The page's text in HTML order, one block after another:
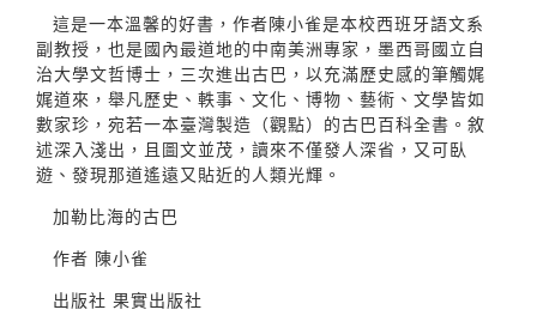
這是一本溫馨的好書，作者陳小雀是本校西班牙語文系
副教授，也是國內最道地的中南美洲專家，墨西哥國立自
治大學文哲博士，三次進出古巴，以充滿歷史感的筆觸娓
娓道來，舉凡歷史、軼事、文化、博物、藝術、文學皆如
數家珍，宛若一本臺灣製造（觀點）的古巴百科全書。敘
述深入淺出，且圖文並茂，讀來不僅發人深省，又可臥
遊、發現那道遙遠又貼近的人類光輝。
加勒比海的古巴
作者 陳小雀
出版社 果實出版社